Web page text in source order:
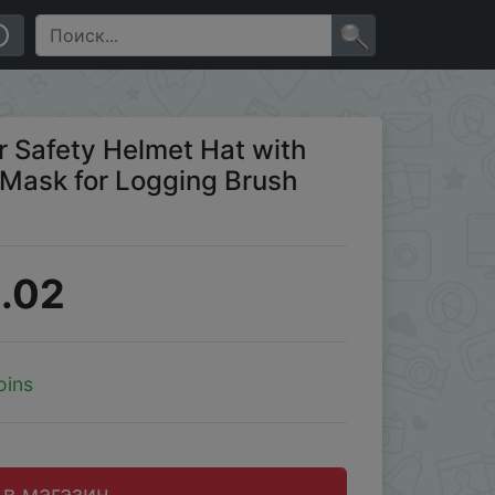
Brush Cutter Forestry Protection
Safety Helmet Hat with
for Logging Brush